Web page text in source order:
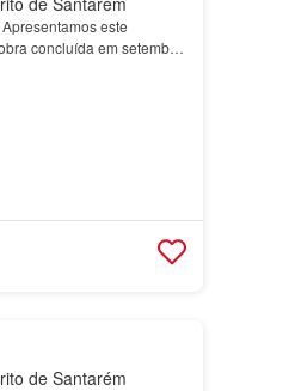
este
concluída em setembro
estar em Benave…
de Santarém